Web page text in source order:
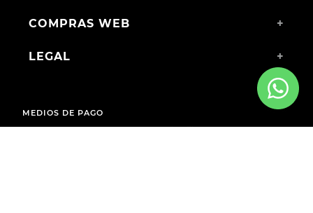
COMPRAS WEB +
LEGAL +
MEDIOS DE PAGO